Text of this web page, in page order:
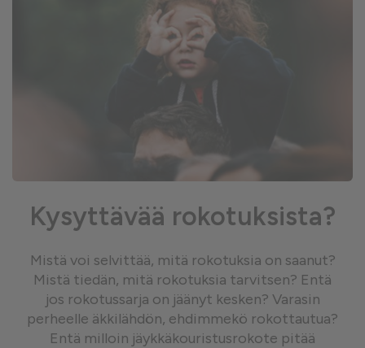
Kysyttävää rokotuksista?
Mistä voi selvittää, mitä rokotuksia on saanut?
Mistä tiedän, mitä rokotuksia tarvitsen? Entä
jos rokotussarja on jäänyt kesken? Varasin
perheelle äkkilähdön, ehdimmekö rokottautua?
Entä milloin jäykkäkouristusrokote pitää